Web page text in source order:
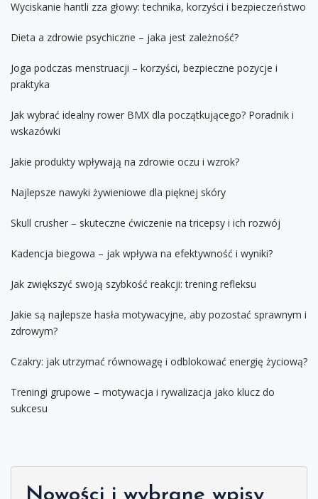
Wyciskanie hantli zza głowy: technika, korzyści i bezpieczeństwo
Dieta a zdrowie psychiczne – jaka jest zależność?
Joga podczas menstruacji – korzyści, bezpieczne pozycje i
praktyka
Jak wybrać idealny rower BMX dla początkującego? Poradnik i
wskazówki
Jakie produkty wpływają na zdrowie oczu i wzrok?
Najlepsze nawyki żywieniowe dla pięknej skóry
Skull crusher – skuteczne ćwiczenie na tricepsy i ich rozwój
Kadencja biegowa – jak wpływa na efektywność i wyniki?
Jak zwiększyć swoją szybkość reakcji: trening refleksu
Jakie są najlepsze hasła motywacyjne, aby pozostać sprawnym i
zdrowym?
Czakry: jak utrzymać równowagę i odblokować energię życiową?
Treningi grupowe – motywacja i rywalizacja jako klucz do
sukcesu